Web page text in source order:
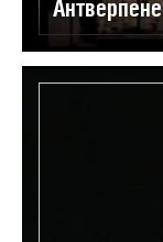
Антверпене